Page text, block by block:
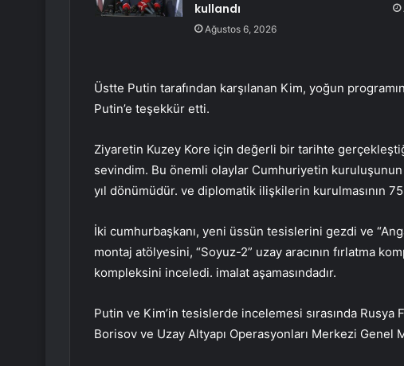
kullandı
Ağustos 6, 2026
Üstte Putin tarafından karşılanan Kim, yoğun
Putin’e teşekkür etti.
Ziyaretin Kuzey Kore için değerli bir tarihte
sevindim. Bu önemli olaylar Cumhuriyetin kuruluşunun
yıl dönümüdür. ve diplomatik ilişkilerin kurulmasının
İki cumhurbaşkanı, yeni üssün tesislerini gezdi ve
montaj atölyesini, “Soyuz-2” uzay aracının fırlatma
kompleksini inceledi. imalat aşamasındadır.
Putin ve Kim’in tesislerde incelemesi sırasında Rusya
Borisov ve Uzay Altyapı Operasyonları Merkezi